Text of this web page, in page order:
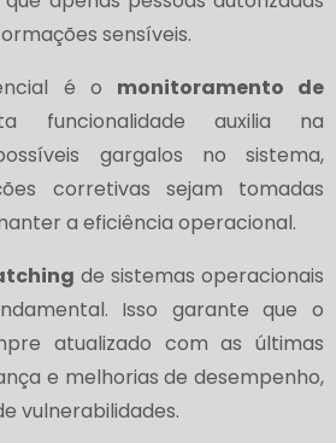
sensíveis.
é o monitoramento de
funcionalidade auxilia na
gargalos no sistema,
corretivas sejam tomadas
a eficiência operacional.
de sistemas operacionais
Isso garante que o
atualizado com as últimas
e melhorias de desempenho,
vulnerabilidades.